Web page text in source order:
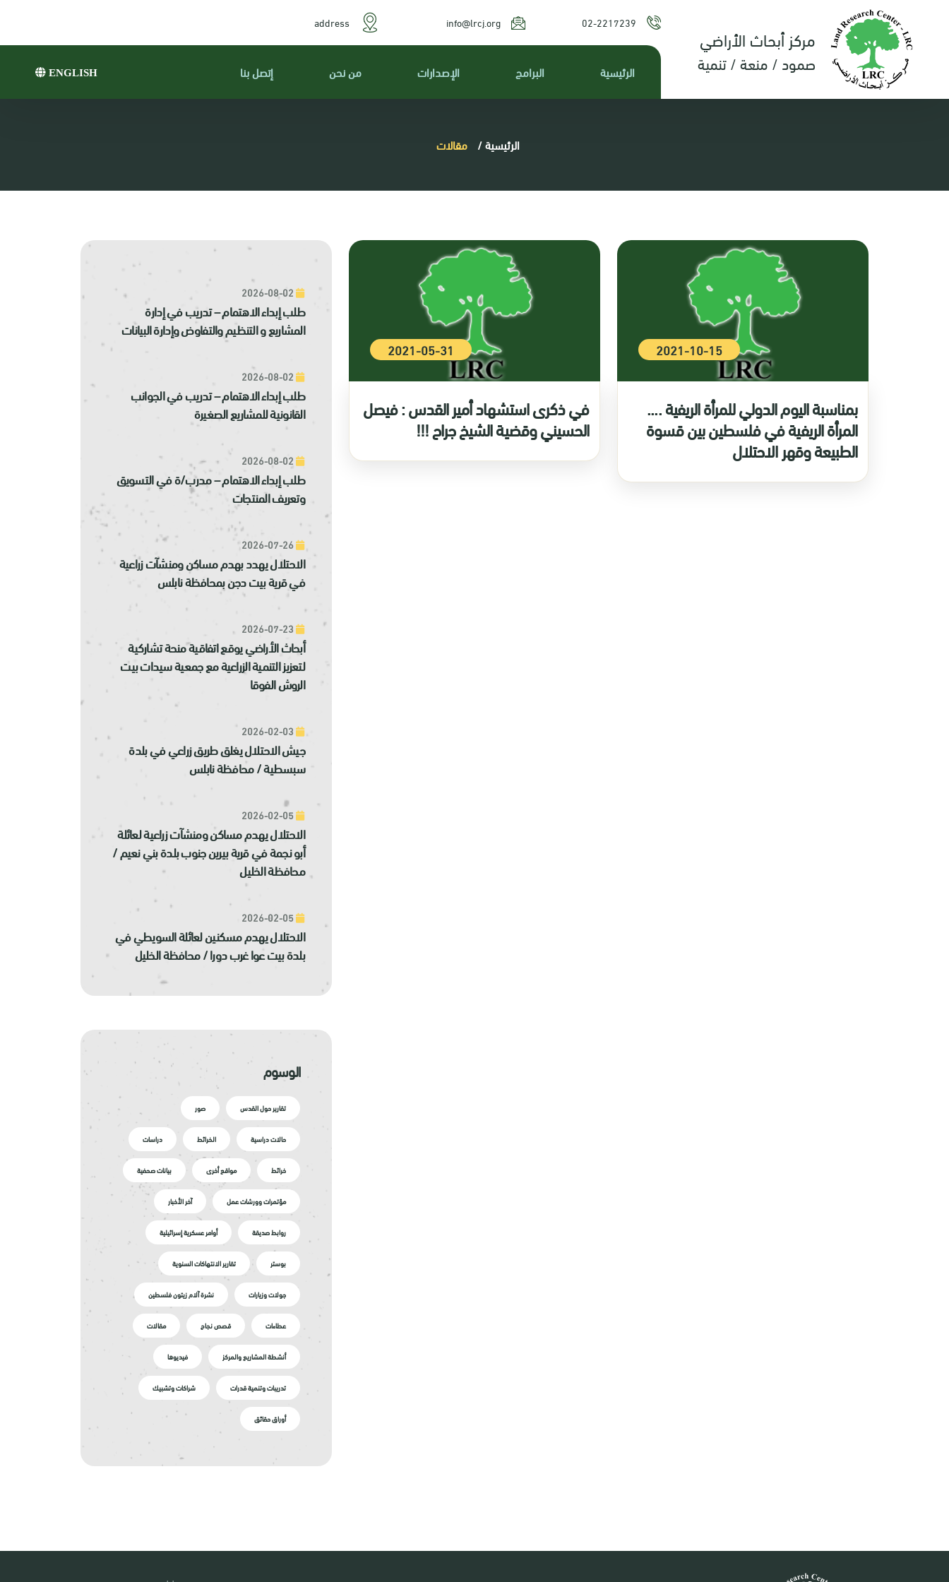
مركز أبحاث الأراضي
صمود / منعة / تنمية
02-2217239
info@lrcj.org
address
الرئيسية البرامج الإصدارات من نحن إتصل بنا ENGLISH
الرئيسية/ مقالات
2021-10-15
بمناسبة اليوم الدولي للمرأة الريفية ....
المرأة الريفية في فلسطين بين قسوة
الطبيعة وقهر الاحتلال
2021-05-31
في ذكرى استشهاد أمير القدس : فيصل
الحسيني وقضية الشيخ جراح !!!
طلب إبداء الاهتمام – تدريب في إدارة
المشاريع و التنظيم والتفاوض وإدارة البيانات
طلب إبداء الاهتمام – تدريب في الجوانب
القانونية للمشاريع الصغيرة
طلب إبداء الاهتمام – مدرب/ة في التسويق
وتعريف المنتجات
الاحتلال يهدد بهدم مساكن ومنشآت زراعية
في قرية بيت دجن بمحافظة نابلس
أبحاث الأراضي يوقع اتفاقية منحة تشاركية
لتعزيز التنمية الزراعية مع جمعية سيدات بيت
الروش الفوقا
جيش الاحتلال يغلق طريق زراعي في بلدة
سبسطية / محافظة نابلس
الاحتلال يهدم مساكن ومنشآت زراعية لعائلة
أبو نجمة في قرية بيرين جنوب بلدة بني نعيم /
محافظة الخليل
الاحتلال يهدم مسكنين لعائلة السويطي في
بلدة بيت عوا غرب دورا / محافظة الخليل
الوسوم
تقارير حول القدس صور
حالات دراسية الخرائط دراسات
خرائط مواقع أخرى بيانات صحفية
مؤتمرات وورشات عمل آخر الأخبار
روابط صديقة أوامر عسكرية إسرائيلية
بوستر تقارير الانتهاكات السنوية
جولات وزيارات نشرة آلام زيتون فلسطين
عطاءات قصص نجاح مقالات
أنشطة المشاريع والمركز فيديوها
تدريبات وتنمية قدرات شراكات وتشبيك
أوراق حقائق